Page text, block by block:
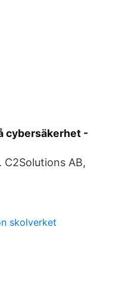
cybersäkerhet -
C2Solutions AB,
skolverket